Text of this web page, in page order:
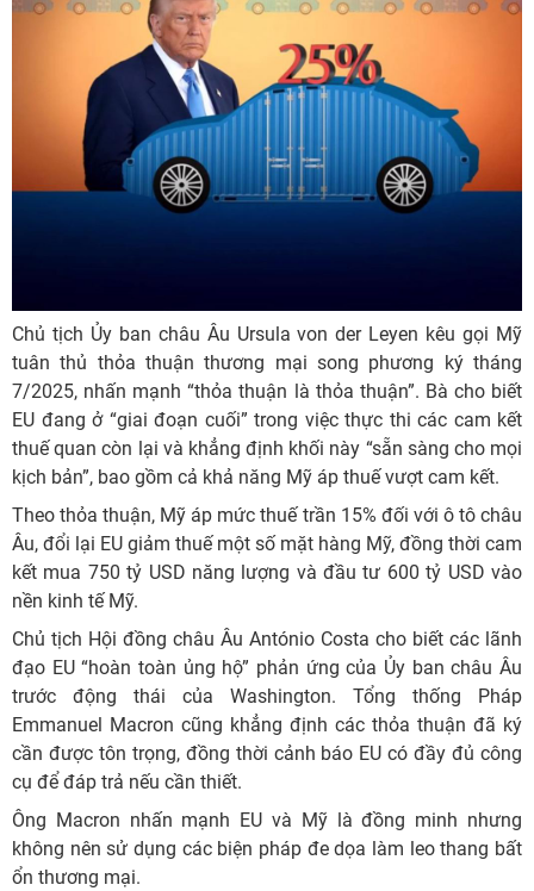
Chủ tịch Ủy ban châu Âu Ursula von der Leyen kêu gọi Mỹ
tuân thủ thỏa thuận thương mại song phương ký tháng
7/2025, nhấn mạnh “thỏa thuận là thỏa thuận”. Bà cho biết
EU đang ở “giai đoạn cuối” trong việc thực thi các cam kết
thuế quan còn lại và khẳng định khối này “sẵn sàng cho mọi
kịch bản”, bao gồm cả khả năng Mỹ áp thuế vượt cam kết.
Theo thỏa thuận, Mỹ áp mức thuế trần 15% đối với ô tô châu
Âu, đổi lại EU giảm thuế một số mặt hàng Mỹ, đồng thời cam
kết mua 750 tỷ USD năng lượng và đầu tư 600 tỷ USD vào
nền kinh tế Mỹ.
Chủ tịch Hội đồng châu Âu António Costa cho biết các lãnh
đạo EU “hoàn toàn ủng hộ” phản ứng của Ủy ban châu Âu
trước động thái của Washington. Tổng thống Pháp
Emmanuel Macron cũng khẳng định các thỏa thuận đã ký
cần được tôn trọng, đồng thời cảnh báo EU có đầy đủ công
cụ để đáp trả nếu cần thiết.
Ông Macron nhấn mạnh EU và Mỹ là đồng minh nhưng
không nên sử dụng các biện pháp đe dọa làm leo thang bất
ổn thương mại.